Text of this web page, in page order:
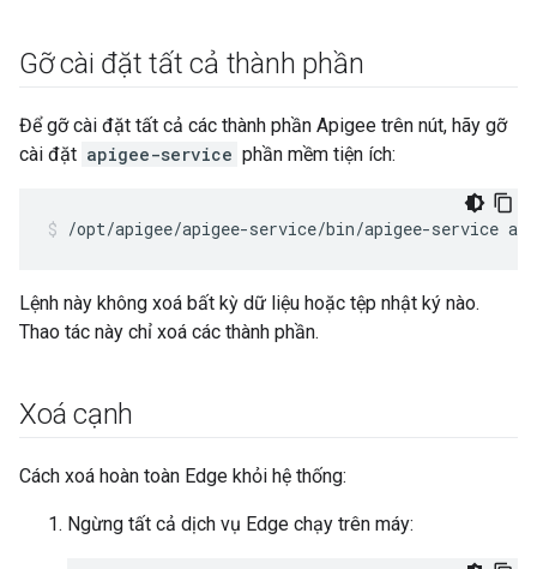
Gỡ cài đặt tất cả thành phần
Để gỡ cài đặt tất cả các thành phần Apigee trên nút, hãy gỡ
cài đặt apigee-service phần mềm tiện ích:
/opt/apigee/apigee-service/bin/apigee-service
Lệnh này không xoá bất kỳ dữ liệu hoặc tệp nhật ký nào.
Thao tác này chỉ xoá các thành phần.
Xoá cạnh
Cách xoá hoàn toàn Edge khỏi hệ thống:
Ngừng tất cả dịch vụ Edge chạy trên máy: